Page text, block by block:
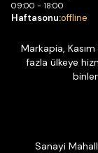
09:00 - 18:00
Haftasonu:offline
Markapia,
fazla ülkeye
Sanayi